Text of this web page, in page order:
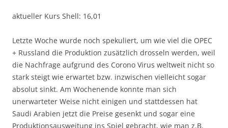
aktueller Kurs Shell: 16,01
Letzte Woche wurde noch spekuliert, um wie viel die OPEC
+ Russland die Produktion zusätzlich drosseln werden, weil
die Nachfrage aufgrund des Corono Virus weltweit nicht so
stark steigt wie erwartet bzw. inzwischen vielleicht sogar
absolut sinkt. Am Wochenende konnte man sich
unerwarteter Weise nicht einigen und stattdessen hat
Saudi Arabien jetzt die Preise gesenkt und sogar eine
Produktionsausweitung ins Spiel gebracht, wie man z.B.